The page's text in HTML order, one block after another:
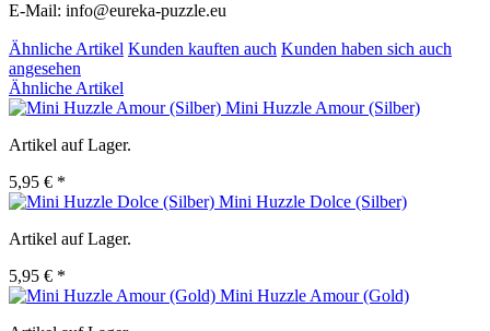
E-Mail: info@eureka-puzzle.eu
Ähnliche Artikel Kunden kauften auch Kunden haben sich auch
angesehen
Ähnliche Artikel
Mini Huzzle Amour (Silber)
Artikel auf Lager.
5,95 € *
Mini Huzzle Dolce (Silber)
Artikel auf Lager.
5,95 € *
Mini Huzzle Amour (Gold)